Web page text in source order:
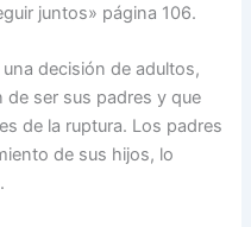
juntos» página 106.
decisión de adultos,
de ser sus padres y que
de la ruptura. Los padres
de sus hijos, lo